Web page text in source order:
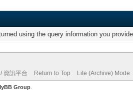
using the query information you
資訊平台 Return to Top Lite (Archive) Mode
Group